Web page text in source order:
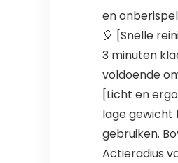
en
🎈 [Snelle
3 minuten
voldoende
[Licht en
lage gewicht
gebruiken.
Actieradius